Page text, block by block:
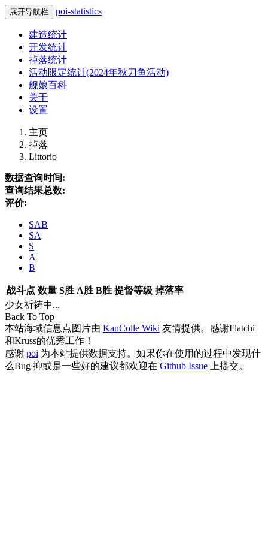
展开导航栏 poi-statistics
建造统计
开发统计
掉落统计
活动限定统计(2024年秋刀鱼活动)
舰娘百科
关于
设置
主页
掉落
Littorio
数据查询时间:
查询结果总数:
评价:
SAB
SA
S
A
B
战斗点 数量 S胜 A胜 B胜 提督等级 掉落率
少女祈祷中...
Back To Top
本站海域信息点图片由 KanColle Wiki 友情提供。感谢Flatchi
和Kruss的优秀工作！
感谢 poi 为本站提供数据支持。如果你在使用的过程中发现什
么Bug 抑或是一些好的建议都欢迎在 Github Issue 上提交。